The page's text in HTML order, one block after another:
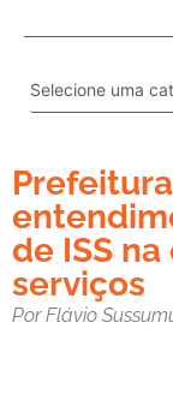
de ISS
serviços
Por Flávio